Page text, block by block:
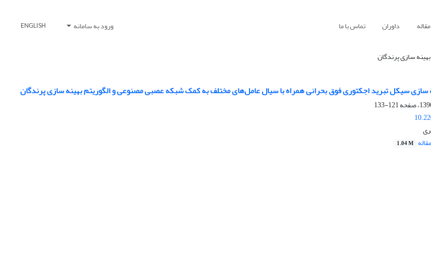
داوران تماس با ما ورود به سامانه ENGLISH
سازی پرندگان
سازی سیکل تبرید اجکتوری فوق بحرانی همراه با سیال عامل‌های مختلف به کمک شبکه عصبی مصنوعی و الگوریتم بهینه سازی پرندگان
121-133
1.04 M